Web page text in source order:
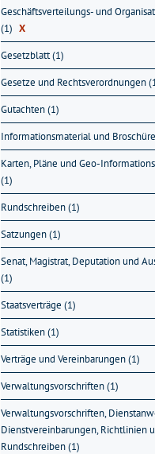
Geschäftsverteilungs- und
(1) X
Gesetzblatt (1)
Gesetze und Rechtsverordnungen
Gutachten (1)
Informationsmaterial und
Karten, Pläne und Geo-
(1)
Rundschreiben (1)
Satzungen (1)
Senat, Magistrat, Deputation und
(1)
Staatsverträge (1)
Statistiken (1)
Verträge und Vereinbarungen (1)
Verwaltungsvorschriften (1)
Verwaltungsvorschriften,
Dienstvereinbarungen, Richtlinien
Rundschreiben (1)